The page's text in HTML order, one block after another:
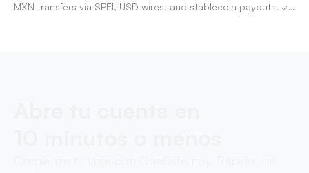
MXN transfers via SPEI, USD wires, and stablecoin payouts. ✓